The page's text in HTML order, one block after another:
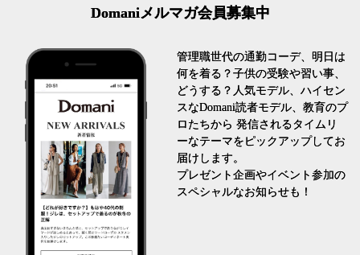
Domaniメルマガ会員募集中
管理職世代の通勤コーデ、明日は
何を着る？子供の受験や習い事、
どうする？人気モデル、ハイセン
スなDomani読者モデル、教育のプ
ロたちから 発信されるタイムリ
ーなテーマをピックアップしてお
届けします。
プレゼント企画やイベント参加の
スペシャルなお知らせも！